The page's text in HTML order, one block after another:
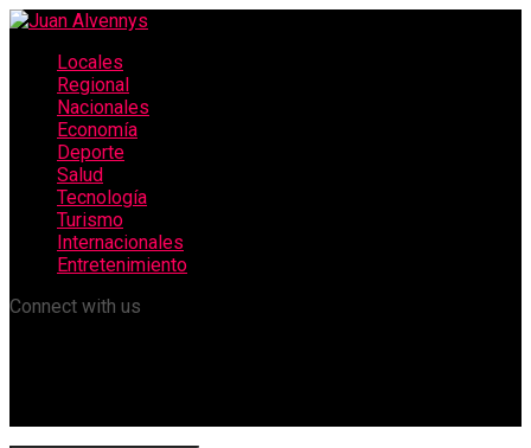
Locales
Regional
Nacionales
Economía
Deporte
Salud
Tecnología
Turismo
Internacionales
Entretenimiento
Connect with us